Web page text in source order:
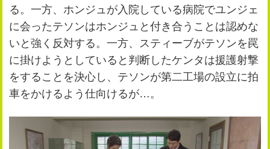
る。一方、ホンジュが入院している病院でユンジェ
に会ったテソンはホンジュと付き合うことは認めな
いと強く反対する。一方、スティーブがテソンを罠
に掛けようとしていると判断したケンタは援護射撃
をすることを決心し、テソンが第二工場の設立に拍
車をかけるよう仕向けるが…。